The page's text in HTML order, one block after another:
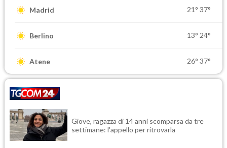
Madrid 21° 37°
Berlino 13° 24°
Atene 26° 37°
Giove, ragazza di 14 anni scomparsa da tre
settimane: l'appello per ritrovarla